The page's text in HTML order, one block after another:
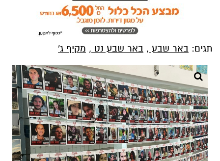
תגים: באר שבע , באר שבע נט , מקיף ג'